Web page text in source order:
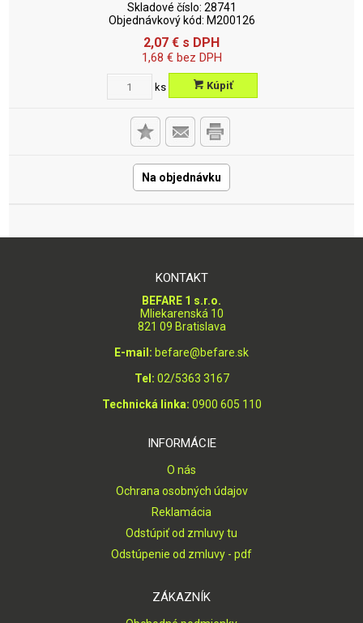
Skladové číslo: 28741
Objednávkový kód: M200126
2,07 € s DPH
1,68 €bez DPH
ks Kúpiť
Na objednávku
KONTAKT
BEFARE 1 s.r.o.
Mliekarenská 10
821 09 Bratislava
E-mail: befare@befare.sk
Tel: 02/5363 3167
Technická linka: 0900 605 110
INFORMÁCIE
O nás
Ochrana osobných údajov
Reklamácia
Odstúpiť od zmluvy tu
Odstúpenie od zmluvy - pdf
ZÁKAZNÍK